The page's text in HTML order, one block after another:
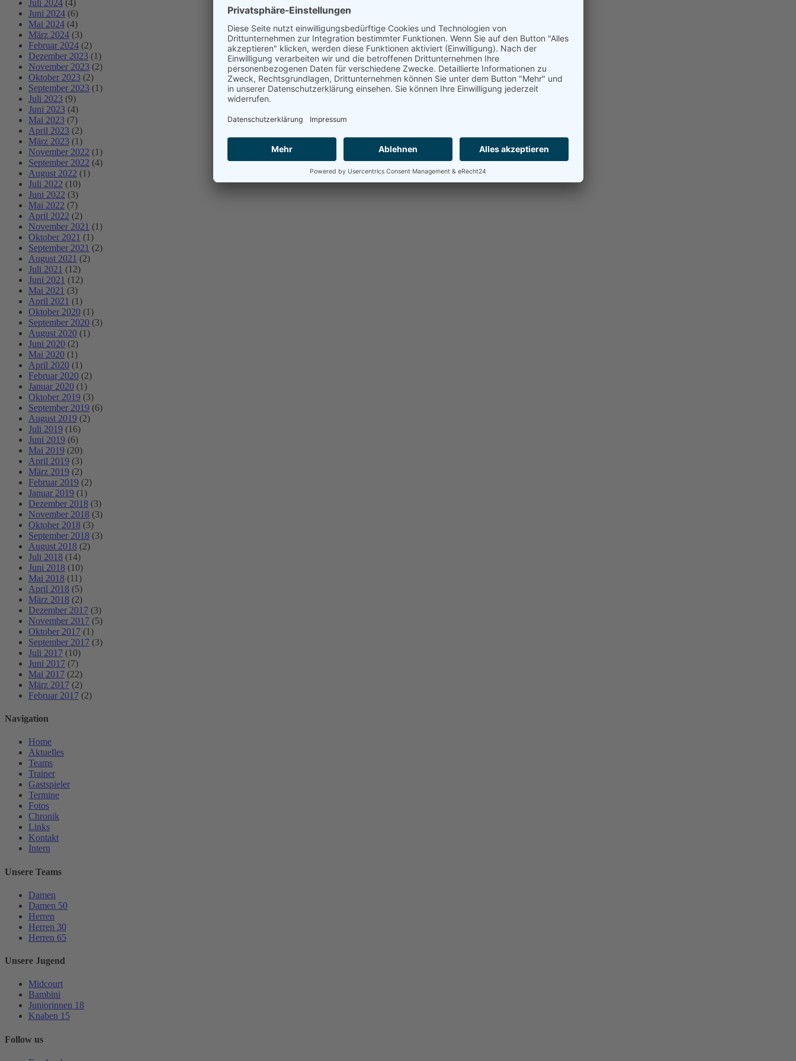
Juli 2024 (4)
Juni 2024 (6)
Mai 2024 (4)
März 2024 (3)
Februar 2024 (2)
Dezember 2023 (1)
November 2023 (2)
Oktober 2023 (2)
September 2023 (1)
Juli 2023 (9)
Juni 2023 (4)
Mai 2023 (7)
April 2023 (2)
März 2023 (1)
November 2022 (1)
September 2022 (4)
August 2022 (1)
Juli 2022 (10)
Juni 2022 (3)
Mai 2022 (7)
April 2022 (2)
November 2021 (1)
Oktober 2021 (1)
September 2021 (2)
August 2021 (2)
Juli 2021 (12)
Juni 2021 (12)
Mai 2021 (3)
April 2021 (1)
Oktober 2020 (1)
September 2020 (3)
August 2020 (1)
Juni 2020 (2)
Mai 2020 (1)
April 2020 (1)
Februar 2020 (2)
Januar 2020 (1)
Oktober 2019 (3)
September 2019 (6)
August 2019 (2)
Juli 2019 (16)
Juni 2019 (6)
Mai 2019 (20)
April 2019 (3)
März 2019 (2)
Februar 2019 (2)
Januar 2019 (1)
Dezember 2018 (3)
November 2018 (3)
Oktober 2018 (3)
September 2018 (3)
August 2018 (2)
Juli 2018 (14)
Juni 2018 (10)
Mai 2018 (11)
April 2018 (5)
März 2018 (2)
Dezember 2017 (3)
November 2017 (5)
Oktober 2017 (1)
September 2017 (3)
Juli 2017 (10)
Juni 2017 (7)
Mai 2017 (22)
März 2017 (2)
Februar 2017 (2)
Navigation
Home
Aktuelles
Teams
Trainer
Gastspieler
Termine
Fotos
Chronik
Links
Kontakt
Intern
Unsere Teams
Damen
Damen 50
Herren
Herren 30
Herren 65
Unsere Jugend
Midcourt
Bambini
Juniorinnen 18
Knaben 15
Follow us